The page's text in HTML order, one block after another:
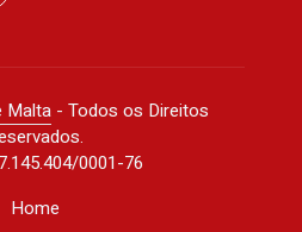
Malta - Todos os Direitos
0001-76
Home